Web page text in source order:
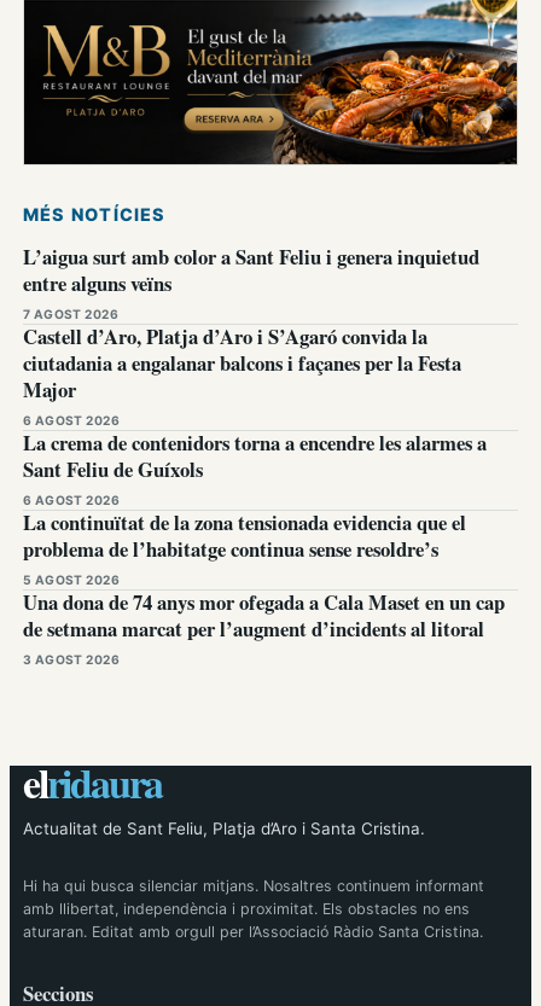
MÉS NOTÍCIES
L’aigua surt amb color a Sant Feliu i genera inquietud
entre alguns veïns
7 AGOST 2026
Castell d’Aro, Platja d’Aro i S’Agaró convida la
ciutadania a engalanar balcons i façanes per la Festa
Major
6 AGOST 2026
La crema de contenidors torna a encendre les alarmes a
Sant Feliu de Guíxols
6 AGOST 2026
La continuïtat de la zona tensionada evidencia que el
problema de l’habitatge continua sense resoldre’s
5 AGOST 2026
Una dona de 74 anys mor ofegada a Cala Maset en un cap
de setmana marcat per l’augment d’incidents al litoral
3 AGOST 2026
elridaura
Actualitat de Sant Feliu, Platja d’Aro i Santa Cristina.
Hi ha qui busca silenciar mitjans. Nosaltres continuem informant
amb llibertat, independència i proximitat. Els obstacles no ens
aturaran. Editat amb orgull per l’Associació Ràdio Santa Cristina.
Seccions